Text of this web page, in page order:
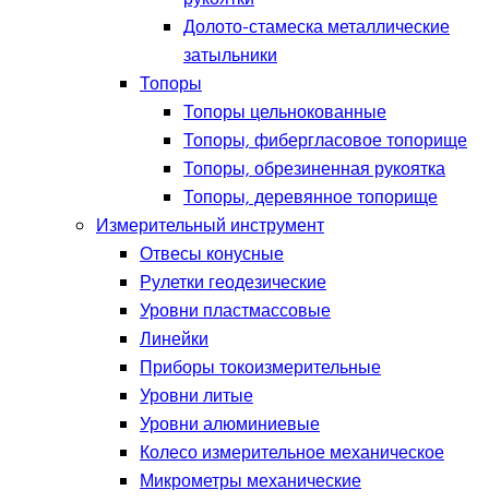
Долото-стамеска металлические
затыльники
Топоры
Топоры цельнокованные
Топоры, фибергласовое топорище
Топоры, обрезиненная рукоятка
Топоры, деревянное топорище
Измерительный инструмент
Отвесы конусные
Рулетки геодезические
Уровни пластмассовые
Линейки
Приборы токоизмерительные
Уровни литые
Уровни алюминиевые
Колесо измерительное механическое
Микрометры механические